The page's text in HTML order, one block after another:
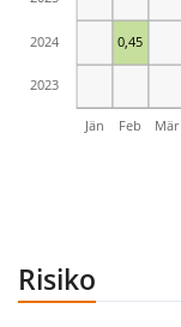
0,45
Jän Feb Mär
2023
2024
Risiko